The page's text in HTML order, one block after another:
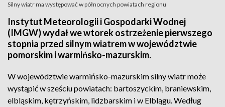
Silny wiatr ma występować w północnych powiatach regionu
Instytut Meteorologii i Gospodarki Wodnej
(IMGW) wydał we wtorek ostrzeżenie pierwszego
stopnia przed silnym wiatrem w województwie
pomorskim i warmińsko-mazurskim.
W województwie warmińsko-mazurskim silny wiatr może
wystąpić w sześciu powiatach: bartoszyckim, braniewskim,
elbląskim, kętrzyńskim, lidzbarskim i w Elblągu. Według